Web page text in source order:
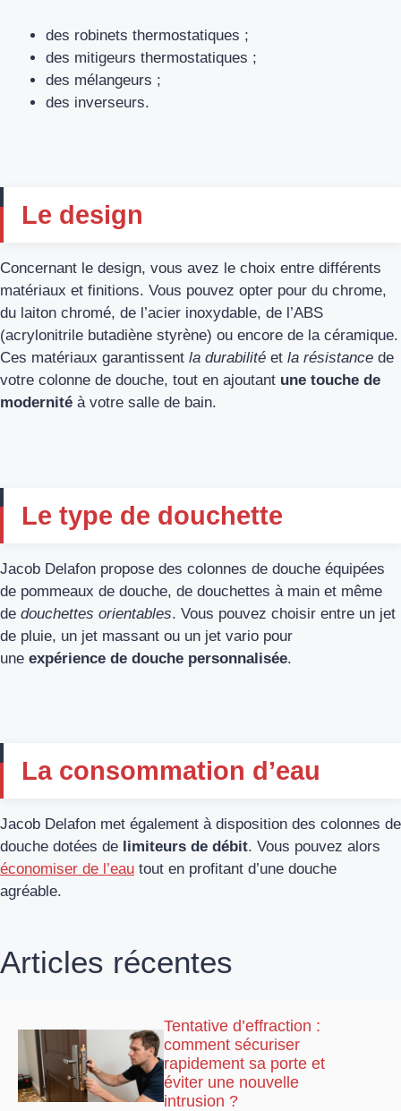
des robinets thermostatiques ;
des mitigeurs thermostatiques ;
des mélangeurs ;
des inverseurs.
Le design
Concernant le design, vous avez le choix entre différents
matériaux et finitions. Vous pouvez opter pour du chrome,
du laiton chromé, de l’acier inoxydable, de l’ABS
(acrylonitrile butadiène styrène) ou encore de la céramique.
Ces matériaux garantissent la durabilité et la résistance de
votre colonne de douche, tout en ajoutant une touche de
modernité à votre salle de bain.
Le type de douchette
Jacob Delafon propose des colonnes de douche équipées
de pommeaux de douche, de douchettes à main et même
de douchettes orientables. Vous pouvez choisir entre un jet
de pluie, un jet massant ou un jet vario pour
une expérience de douche personnalisée.
La consommation d’eau
Jacob Delafon met également à disposition des colonnes de
douche dotées de limiteurs de débit. Vous pouvez alors
économiser de l’eau tout en profitant d’une douche
agréable.
Articles récentes
Tentative d’effraction :
comment sécuriser
rapidement sa porte et
éviter une nouvelle
intrusion ?